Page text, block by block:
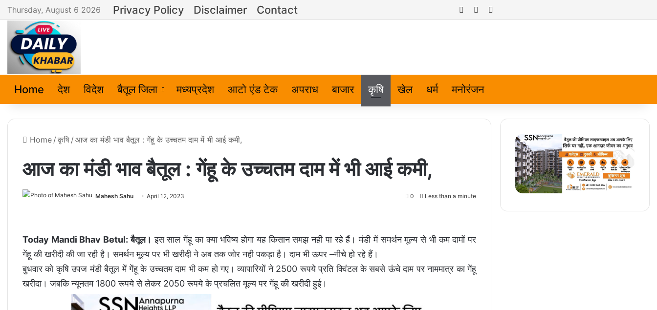
Thursday, August 6 2026 Privacy Policy Disclaimer Contact Log InRandom Article
Home देश विदेश बैतूल जिला मध्यप्रदेश आटो एंड टेक अपराध बाजार कृषि खेल धर्म मनोरंजन
Home / कृषि / आज का मंडी भाव बैतूल : गेंहू के उच्चतम दाम में भी आई कमी,
आज का मंडी भाव बैतूल : गेंहू के उच्चतम दाम में भी आई कमी,
Mahesh Sahu April 12, 2023 0 Less than a minute
Today Mandi Bhav Betul: बैतूल। इस साल गेंहू का क्या भविष्य होगा यह किसान समझ नही पा रहे हैं। मंडी में समर्थन मूल्य से भी कम दामों पर
गेंहू की खरीदी की जा रही है। समर्थन मूल्य पर भी खरीदी ने अब तक जोर नही पकड़ा है। दाम भी ऊपर –नीचे हो रहे हैं।
बुधवार को कृषि उपज मंडी बैतूल में गेंहू के उच्चतम दाम भी कम हो गए। व्यापारियों ने 2500 रूपये प्रति क्विंटल के सबसे ऊंचे दाम पर नाममात्र का गेंहू
खरीदा। जबकि न्यूनतम 1800 रूपये से लेकर 2050 रूपये के प्रचलित मूल्य पर गेंहू की खरीदी हुई।